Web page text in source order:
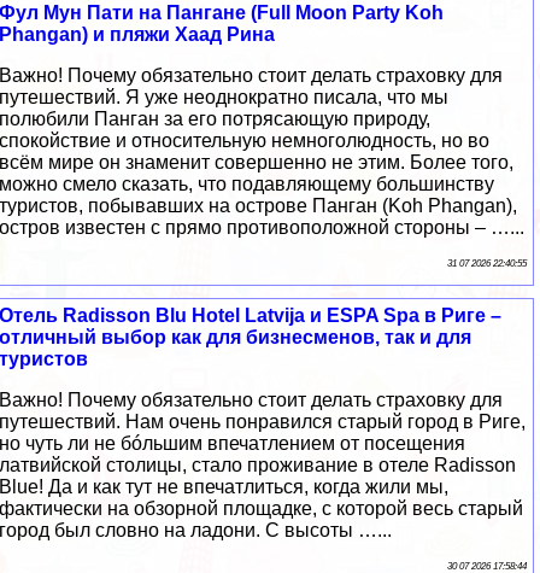
Фул Мун Пати на Пангане (Full Moon Party Koh
Phangan) и пляжи Хаад Рина
Важно! Почему обязательно стоит делать страховку для
путешествий. Я уже неоднократно писала, что мы
полюбили Панган за его потрясающую природу,
спокойствие и относительную немноголюдность, но во
всём мире он знаменит совершенно не этим. Более того,
можно смело сказать, что подавляющему большинству
туристов, побывавших на острове Панган (Koh Phangan),
остров известен с прямо противоположной стороны – …...
31 07 2026 22:40:55
Отель Radisson Blu Hotel Latvija и ESPA Spa в Риге –
отличный выбор как для бизнесменов, так и для
туристов
Важно! Почему обязательно стоит делать страховку для
путешествий. Нам очень понравился старый город в Риге,
но чуть ли не бóльшим впечатлением от посещения
латвийской столицы, стало проживание в отеле Radisson
Blue! Да и как тут не впечатлиться, когда жили мы,
фактически на обзорной площадке, с которой весь старый
город был словно на ладони. С высоты …...
30 07 2026 17:58:44